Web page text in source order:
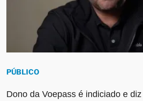
PÚBLICO
Dono da Voepass é indiciado e